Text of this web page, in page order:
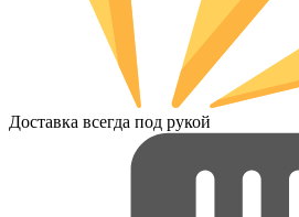
Доставка всегда под рукой